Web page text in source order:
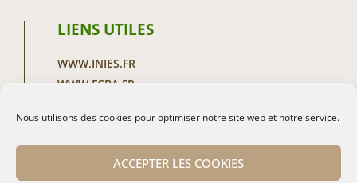
Nous utilisons des cookies pour optimiser notre site web et notre service.
ACCEPTER LES COOKIES
LIENS UTILES
WWW.INIES.FR
WWW.FCBA.FR
WWW.UICB.PRO